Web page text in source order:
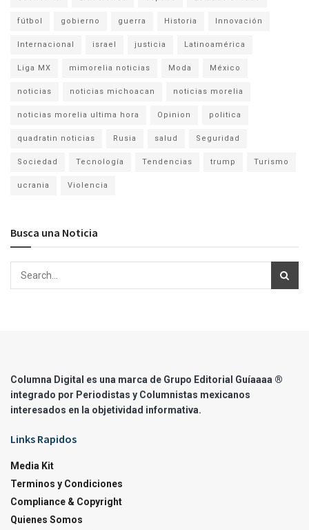
fútbol gobierno guerra Historia Innovación
Internacional israel justicia Latinoamérica
Liga MX mimorelia noticias Moda México
noticias noticias michoacan noticias morelia
noticias morelia ultima hora Opinion politica
quadratin noticias Rusia salud Seguridad
Sociedad Tecnología Tendencias trump Turismo
ucrania Violencia
Busca una Noticia
Columna Digital es una marca de Grupo Editorial Guíaaaa ®
integrado por Periodistas y Columnistas mexicanos
interesados en la objetividad informativa.
Links Rapidos
Media Kit
Terminos y Condiciones
Compliance & Copyright
Quienes Somos